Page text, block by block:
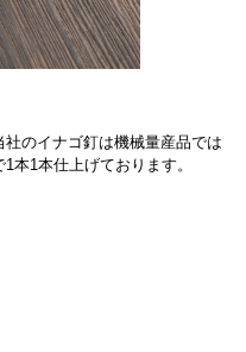
のイナゴ釘は機械量産品では
本1本仕上げております。